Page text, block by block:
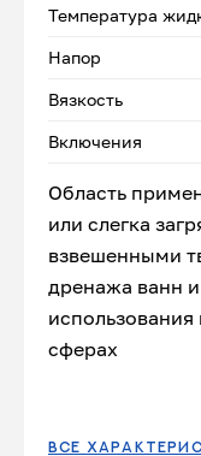
Температура
Напор
Вязкость
Включения
Область
или слегка
взвешенными
дренажа ванн
сферах
ВСЕ